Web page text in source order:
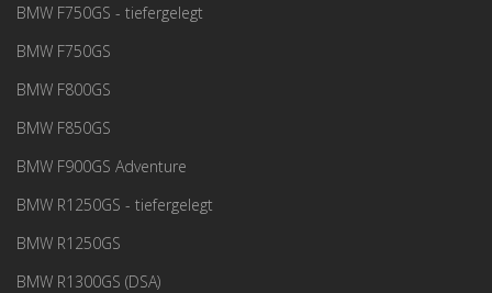
BMW F750GS - tiefergelegt
BMW F750GS
BMW F800GS
BMW F850GS
BMW F900GS Adventure
BMW R1250GS - tiefergelegt
BMW R1250GS
BMW R1300GS (DSA)